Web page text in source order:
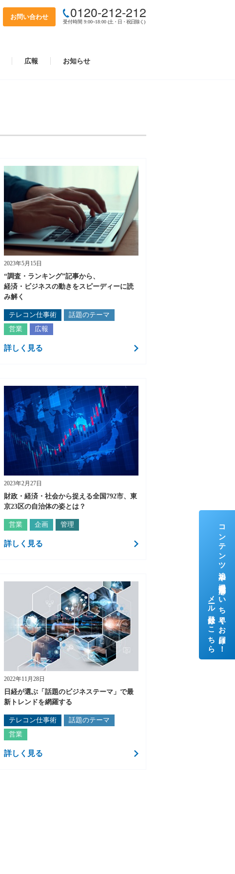
お問い合わせ 0120-212-212
受付時間 9:00~18:00 (土・日・祝日除く)
広報 お知らせ
2023年5月15日
“調査・ランキング”記事から、
経済・ビジネスの動きをスピーディーに読
み解く
テレコン仕事術
話題のテーマ
営業
広報
詳しく見る
2023年2月27日
財政・経済・社会から捉える全国792市、東
京23区の自治体の姿とは？
営業 企画 管理
詳しく見る
2022年11月28日
日経が選ぶ「話題のビジネステーマ」で最
新トレンドを網羅する
テレコン仕事術
話題のテーマ
営業
詳しく見る
コンテンツ追加や機能追加をいち早くお届け！
メール登録はこちら